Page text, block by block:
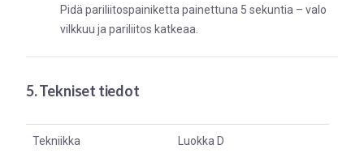
Pidä pariliitospainiketta painettuna 5 sekuntia – valo
vilkkuu ja pariliitos katkeaa.
5. Tekniset tiedot
Tekniikka Luokka D